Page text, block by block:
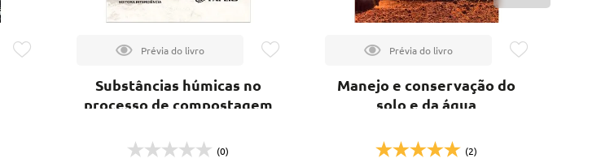
Substâncias húmicas no
processo de compostagem
(0)
Manejo e conservação do
solo e da água
(2)